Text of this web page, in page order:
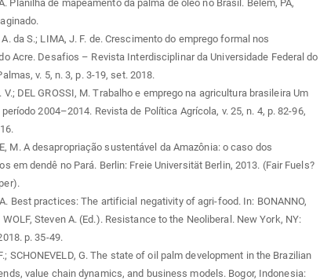
Planilha de mapeamento da palma de óleo no Brasil. Belém, PA,
A. da S.; LIMA, J. F. de. Crescimento do emprego formal nos
Acre. Desafios – Revista Interdisciplinar da Universidade Federal do
v. 5, n. 3, p. 3-19, set. 2018.
V.; DEL GROSSI, M. Trabalho e emprego na agricultura brasileira Um
2004–2014. Revista de Política Agrícola, v. 25, n. 4, p. 82-96,
M. A desapropriação sustentável da Amazônia: o caso dos
em dendê no Pará. Berlin: Freie Universität Berlin, 2013. (Fair Fuels?
A. Best practices: The artificial negativity of agri-food. In: BONANNO,
Steven A. (Ed.). Resistance to the Neoliberal. New York, NY:
p. 35-49.
SCHONEVELD, G. The state of oil palm development in the Brazilian
value chain dynamics, and business models. Bogor, Indonesia: